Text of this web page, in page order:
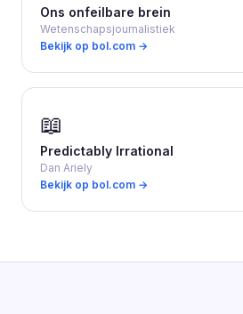
Ons onfeilbare brein
Wetenschapsjournalistiek
Bekijk op bol.com →
📖
Predictably Irrational
Dan Ariely
Bekijk op bol.com →